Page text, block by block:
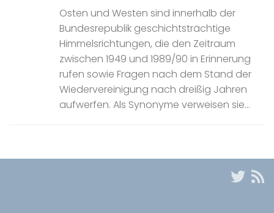
Osten und Westen sind innerhalb der
Bundesrepublik geschichtsträchtige
Himmelsrichtungen, die den Zeitraum
zwischen 1949 und 1989/90 in Erinnerung
rufen sowie Fragen nach dem Stand der
Wiedervereinigung nach dreißig Jahren
aufwerfen. Als Synonyme verweisen sie...